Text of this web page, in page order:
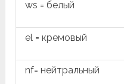
ws = белый
el = кремовый
nf= нейтральный